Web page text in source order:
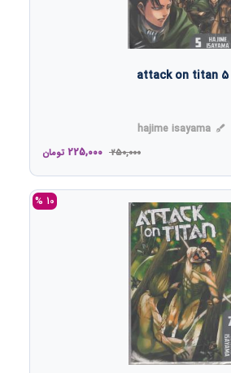
attack on titan 5
hajime isayama
250,000
225,000 تومان
10 %